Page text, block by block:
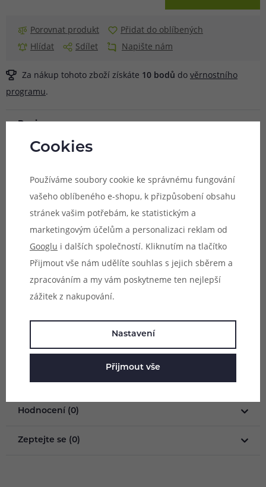
Porovnat produkt
Přidat do oblíbených
Hlídat
Sdílet Napište nám
Za nákup tohoto zboží získáte 10 bodů do věrnostního
programu.
Popis
Náhradní vyměnitelný panel pro elektronickou cigaretu
změnu vzhledu e-cigarety. V balení se nachází vždy dva
panely pro obě strany e-cigarety KOKO PRIME. Lze je také
použít v případě ztráty, nebo poškození stávajících
panelů. Na výběr je řada barevných provedení pro
estetické vylepšení stávající e-cigarety.
Obsah balení:
2x vyměnitelný boční panel
Barva:modrá
- Uwell Caliburn KOKO PRIME Pod Kit
Parametry
Hodnocení (0)
Zeptejte se (0)
Cookies
Používáme soubory cookie ke správnému fungování
vašeho oblíbeného e-shopu, k přizpůsobení obsahu
stránek vašim potřebám, ke statistickým a
marketingovým účelům a personalizaci reklam od
Googlu i dalších společností. Kliknutím na tlačítko
Přijmout vše nám udělíte souhlas s jejich sběrem a
zpracováním a my vám poskytneme ten nejlepší
zážitek z nakupování.
Nastavení
Přijmout vše